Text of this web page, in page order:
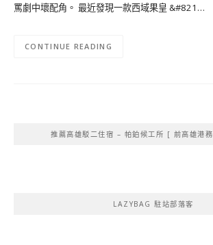
罵劇中壞配角。 最近發現一款西域果皇 &#821…
CONTINUE READING
推薦高雄駁二住宿 – 帕鉑候工所 [ 前高雄港
LAZYBAG 駐站部落客